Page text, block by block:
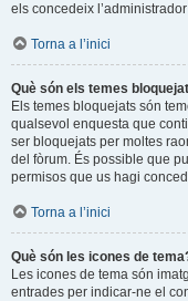
els concedeix
Torna a l’inici
Què són els temes
Els temes bloquejats són
qualsevol enquesta que
ser bloquejats per moltes
del fòrum. És possible que
permisos que us hagi
Torna a l’inici
Què són les icones de
Les icones de tema són
entrades per indicar-ne el